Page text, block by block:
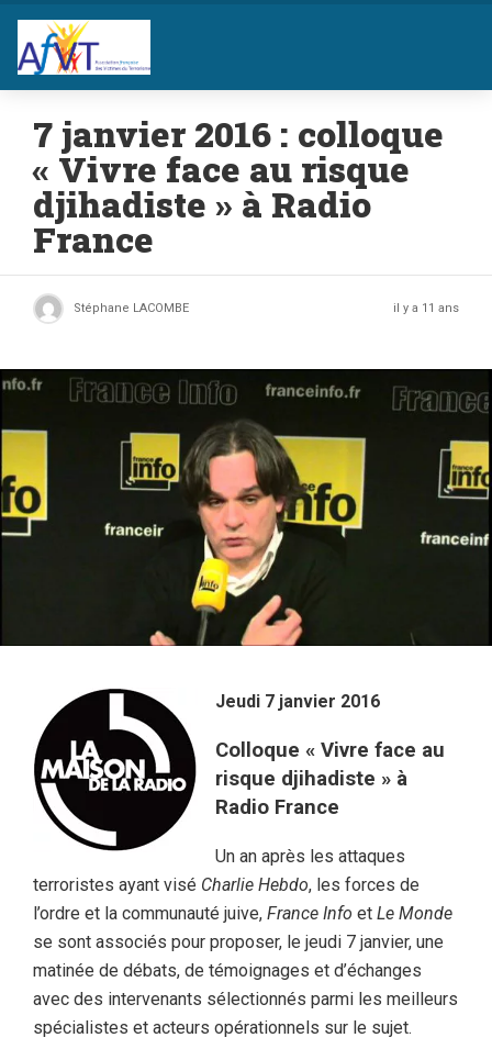
7 janvier 2016 : colloque
« Vivre face au risque
djihadiste » à Radio
France
Stéphane LACOMBE il y a 11 ans
Jeudi 7 janvier 2016
Colloque « Vivre face au
risque djihadiste » à
Radio France
Un an après les attaques
terroristes ayant visé Charlie Hebdo, les forces de
l’ordre et la communauté juive, France Info et Le Monde
se sont associés pour proposer, le jeudi 7 janvier, une
matinée de débats, de témoignages et d’échanges
avec des intervenants sélectionnés parmi les meilleurs
spécialistes et acteurs opérationnels sur le sujet.